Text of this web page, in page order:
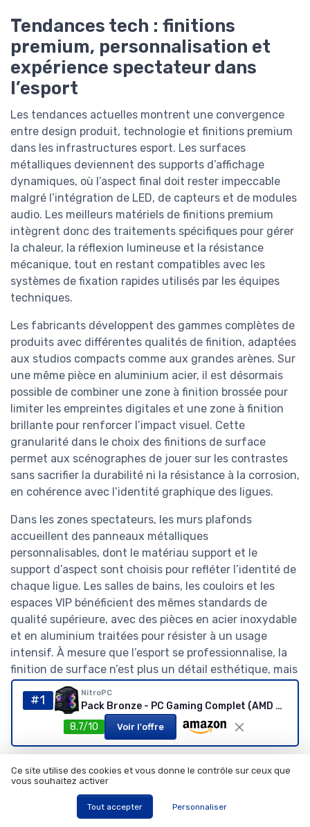
Tendances tech : finitions
premium, personnalisation et
expérience spectateur dans
l’esport
Les tendances actuelles montrent une convergence
entre design produit, technologie et finitions premium
dans les infrastructures esport. Les surfaces
métalliques deviennent des supports d’affichage
dynamiques, où l’aspect final doit rester impeccable
malgré l’intégration de LED, de capteurs et de modules
audio. Les meilleurs matériels de finitions premium
intègrent donc des traitements spécifiques pour gérer
la chaleur, la réflexion lumineuse et la résistance
mécanique, tout en restant compatibles avec les
systèmes de fixation rapides utilisés par les équipes
techniques.
Les fabricants développent des gammes complètes de
produits avec différentes qualités de finition, adaptées
aux studios compacts comme aux grandes arènes. Sur
une même pièce en aluminium acier, il est désormais
possible de combiner une zone à finition brossée pour
limiter les empreintes digitales et une zone à finition
brillante pour renforcer l’impact visuel. Cette
granularité dans le choix des finitions de surface
permet aux scénographes de jouer sur les contrastes
sans sacrifier la durabilité ni la résistance à la corrosion,
en cohérence avec l’identité graphique des ligues.
Dans les zones spectateurs, les murs plafonds
accueillent des panneaux métalliques
personnalisables, dont le matériau support et le
support d’aspect sont choisis pour refléter l’identité de
chaque ligue. Les salles de bains, les couloirs et les
espaces VIP bénéficient des mêmes standards de
qualité supérieure, avec des pièces en acier inoxydable
et en aluminium traitées pour résister à un usage
intensif. À mesure que l’esport se professionnalise, la
finition de surface n’est plus un détail esthétique, mais
un levier stratégique pour renforcer la confiance des
partenaires et l’engagement du public, en ligne comme
Chiffres clés sur les matériaux
et finitions premium dans
l’esport
#1 NitroPC
Pack Bronze - PC Gaming Complet (AMD Ryzen 5 5655G 6/12 4,4GHz, RX Vega 7, RAM 16Go, SSD 512Go, Windows 11 Pro - WiFi, Moniteur 24", Clavier, Souris, Casque) Ordinateur de Bureau (Noir) AMD 5655G/RX Vega 7/24" Noir
8.7/10
Voir l'offre
Ce site utilise des cookies et vous donne le contrôle sur ceux que
vous souhaitez activer
Tout accepter Personnaliser